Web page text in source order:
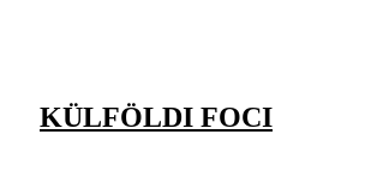
KÜLFÖLDI FOCI